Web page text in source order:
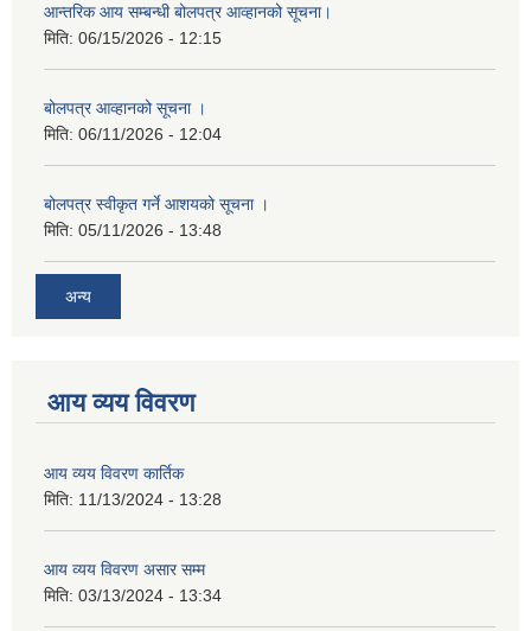
आन्तरिक आय सम्बन्धी बोलपत्र आव्हानको सूचना।
मिति: 06/15/2026 - 12:15
बोलपत्र आव्हानको सूचना ।
मिति: 06/11/2026 - 12:04
बोलपत्र स्वीकृत गर्ने आशयको सूचना ।
मिति: 05/11/2026 - 13:48
अन्य
आय व्यय विवरण
आय व्यय विवरण कार्तिक
मिति: 11/13/2024 - 13:28
आय व्यय विवरण असार सम्म
मिति: 03/13/2024 - 13:34